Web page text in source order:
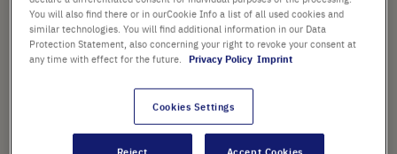
PUNTI SALIENTI
Piastre unskirted per una
flessibilità universale, adatte
alla maggior parte dei
termociclatori
You will also find there or in ourCookie Info a list of all used cookies and
similar technologies. You will find additional information in our Data
Protection Statement, also concerning your right to revoke your consent at
any time with effect for the future.
Privacy Policy Imprint
Cookies Settings